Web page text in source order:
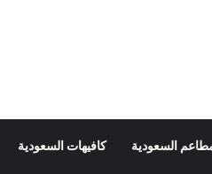
السعودية كافيهات السعودية